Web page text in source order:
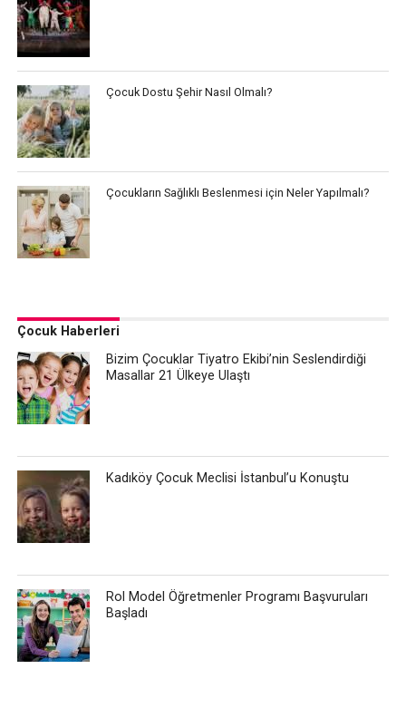
Çocuk Dostu Şehir Nasıl Olmalı?
Çocukların Sağlıklı Beslenmesi için Neler Yapılmalı?
Çocuk Haberleri
Bizim Çocuklar Tiyatro Ekibi’nin Seslendirdiği
Masallar 21 Ülkeye Ulaştı
Kadıköy Çocuk Meclisi İstanbul’u Konuştu
Rol Model Öğretmenler Programı Başvuruları
Başladı